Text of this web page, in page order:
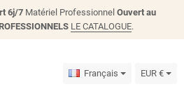
6j/7Matériel Professionnel Ouvert au
LE CATALOGUE.
Français EUR €